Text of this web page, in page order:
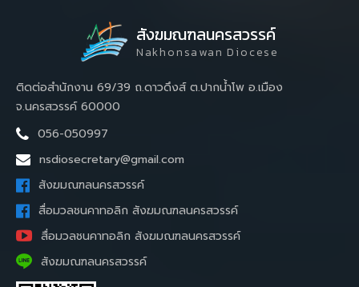
สังฆมณฑลนครสวรรค์
Nakhonsawan Diocese
ติดต่อสำนักงาน 69/39 ถ.ดาวดึงส์ ต.ปากน้ำโพ อ.เมือง
จ.นครสวรรค์ 60000
056-050997
nsdiosecretary@gmail.com
สังฆมณฑลนครสวรรค์
สื่อมวลชนคาทอลิก สังฆมณฑลนครสวรรค์
สื่อมวลชนคาทอลิก สังฆมณฑลนครสวรรค์
สังฆมณฑลนครสวรรค์